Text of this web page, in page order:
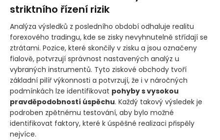
striktního řízení rizik
Analýza výsledků z posledního období odhaluje realitu
forexového tradingu, kde se zisky nevyhnutelně střídají se
ztrátami. Pozice, které skončily v zisku a jsou označeny
fialově, potvrzují správnost nastavených analýz u
vybraných instrumentů. Tyto ziskové obchody tvoří
základní pilíř výkonnosti a potvrzují, že i v náročných
podmínkách lze identifikovat pohyby s vysokou
pravděpodobností úspěchu. Každý takový výsledek je
podroben zpětnému testování, aby bylo možné
identifikovat faktory, které k úspěšné realizaci přispěly
nejvíce.